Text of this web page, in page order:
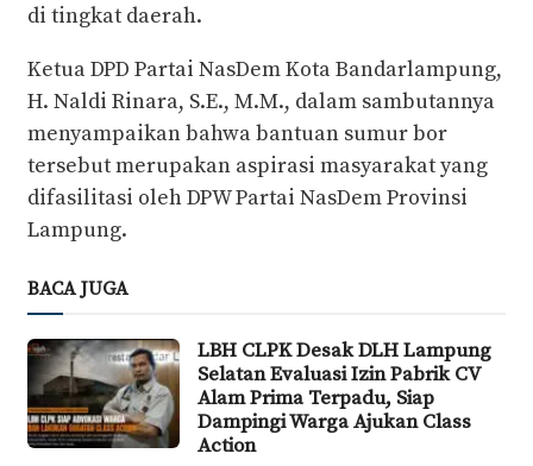
di tingkat daerah.
Ketua DPD Partai NasDem Kota Bandarlampung,
H. Naldi Rinara, S.E., M.M., dalam sambutannya
menyampaikan bahwa bantuan sumur bor
tersebut merupakan aspirasi masyarakat yang
difasilitasi oleh DPW Partai NasDem Provinsi
Lampung.
BACA JUGA
LBH CLPK Desak DLH Lampung
Selatan Evaluasi Izin Pabrik CV
Alam Prima Terpadu, Siap
Dampingi Warga Ajukan Class
Action